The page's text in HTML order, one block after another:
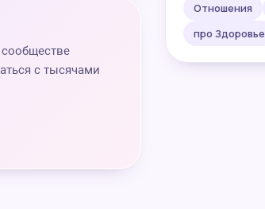
с тысячами
Отношения
про Здоровье